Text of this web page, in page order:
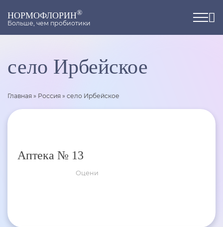
НОРМОФЛОРИН®
Больше, чем пробиотики
село Ирбейское
Главная » Россия » село Ирбейское
Аптека № 13
Оцени